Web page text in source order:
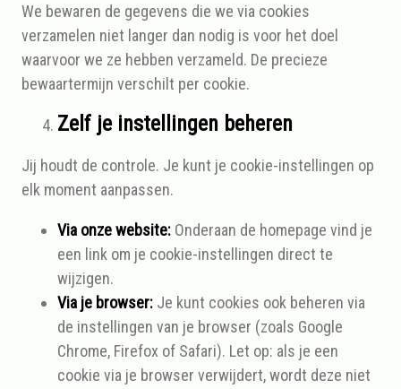
We bewaren de gegevens die we via cookies
verzamelen niet langer dan nodig is voor het doel
waarvoor we ze hebben verzameld. De precieze
bewaartermijn verschilt per cookie.
Zelf je instellingen beheren
Jij houdt de controle. Je kunt je cookie-instellingen op
elk moment aanpassen.
Via onze website: Onderaan de homepage vind je
een link om je cookie-instellingen direct te
wijzigen.
Via je browser: Je kunt cookies ook beheren via
de instellingen van je browser (zoals Google
Chrome, Firefox of Safari). Let op: als je een
cookie via je browser verwijdert, wordt deze niet